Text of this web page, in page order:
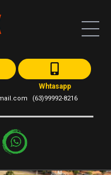
Whtasapp
(63)99992-8216